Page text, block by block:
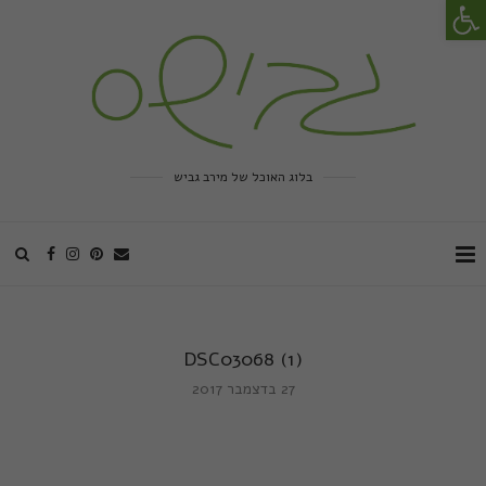
בלוג האוכל של מירב גביש
DSC03068 (1)
27 בדצמבר 2017